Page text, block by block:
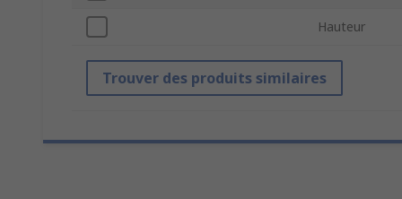
Hauteur
Trouver des produits similaires